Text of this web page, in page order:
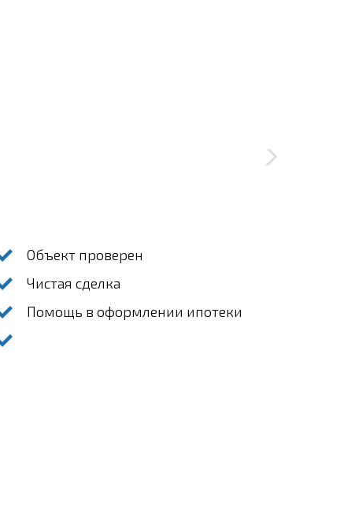
Объект проверен
Чистая сделка
Помощь в оформлении ипотеки